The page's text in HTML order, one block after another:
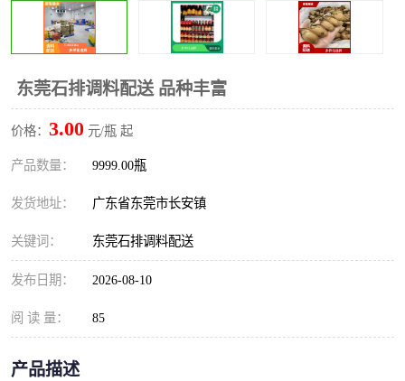
东莞石排调料配送 品种丰富
价格： 3.00 元/瓶 起
产品数量： 9999.00瓶
发货地址： 广东省东莞市长安镇
关键词： 东莞石排调料配送
发布日期： 2026-08-10
阅 读 量： 85
产品描述